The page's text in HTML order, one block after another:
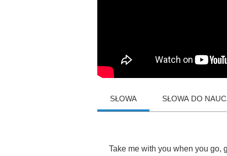
SŁOWA SŁOWA DO
Take me with you when you go,